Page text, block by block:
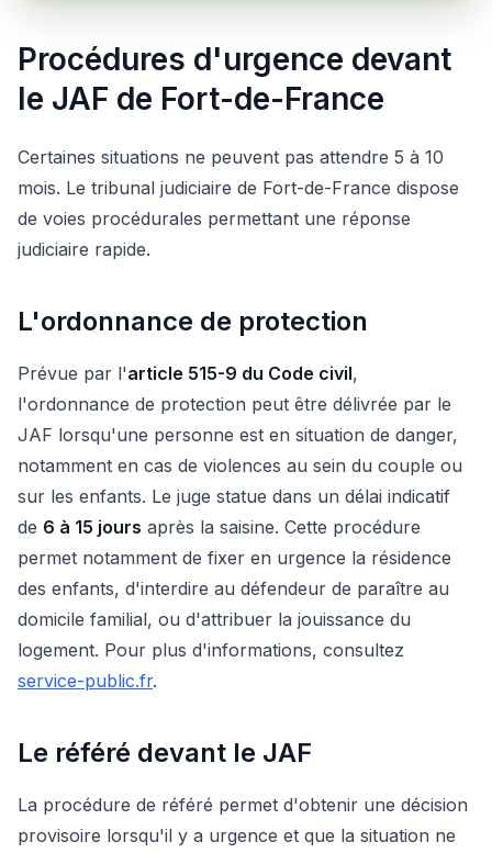
Procédures d'urgence devant
le JAF de Fort-de-France
Certaines situations ne peuvent pas attendre 5 à 10
mois. Le tribunal judiciaire de Fort-de-France dispose
de voies procédurales permettant une réponse
judiciaire rapide.
L'ordonnance de protection
Prévue par l'article 515-9 du Code civil,
l'ordonnance de protection peut être délivrée par le
JAF lorsqu'une personne est en situation de danger,
notamment en cas de violences au sein du couple ou
sur les enfants. Le juge statue dans un délai indicatif
de 6 à 15 jours après la saisine. Cette procédure
permet notamment de fixer en urgence la résidence
des enfants, d'interdire au défendeur de paraître au
domicile familial, ou d'attribuer la jouissance du
logement. Pour plus d'informations, consultez
service-public.fr.
Le référé devant le JAF
La procédure de référé permet d'obtenir une décision
provisoire lorsqu'il y a urgence et que la situation ne